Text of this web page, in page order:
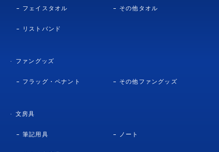
フェイスタオル その他タオル
リストバンド
ファングッズ
フラッグ・ペナント その他ファングッズ
文房具
筆記用具 ノート